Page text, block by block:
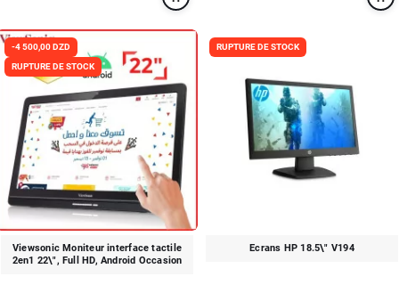
-4 500,00 DZD
RUPTURE DE STOCK
Viewsonic Moniteur interface tactile
2en1 22\", Full HD, Android Occasion
RUPTURE DE STOCK
Ecrans HP 18.5\" V194